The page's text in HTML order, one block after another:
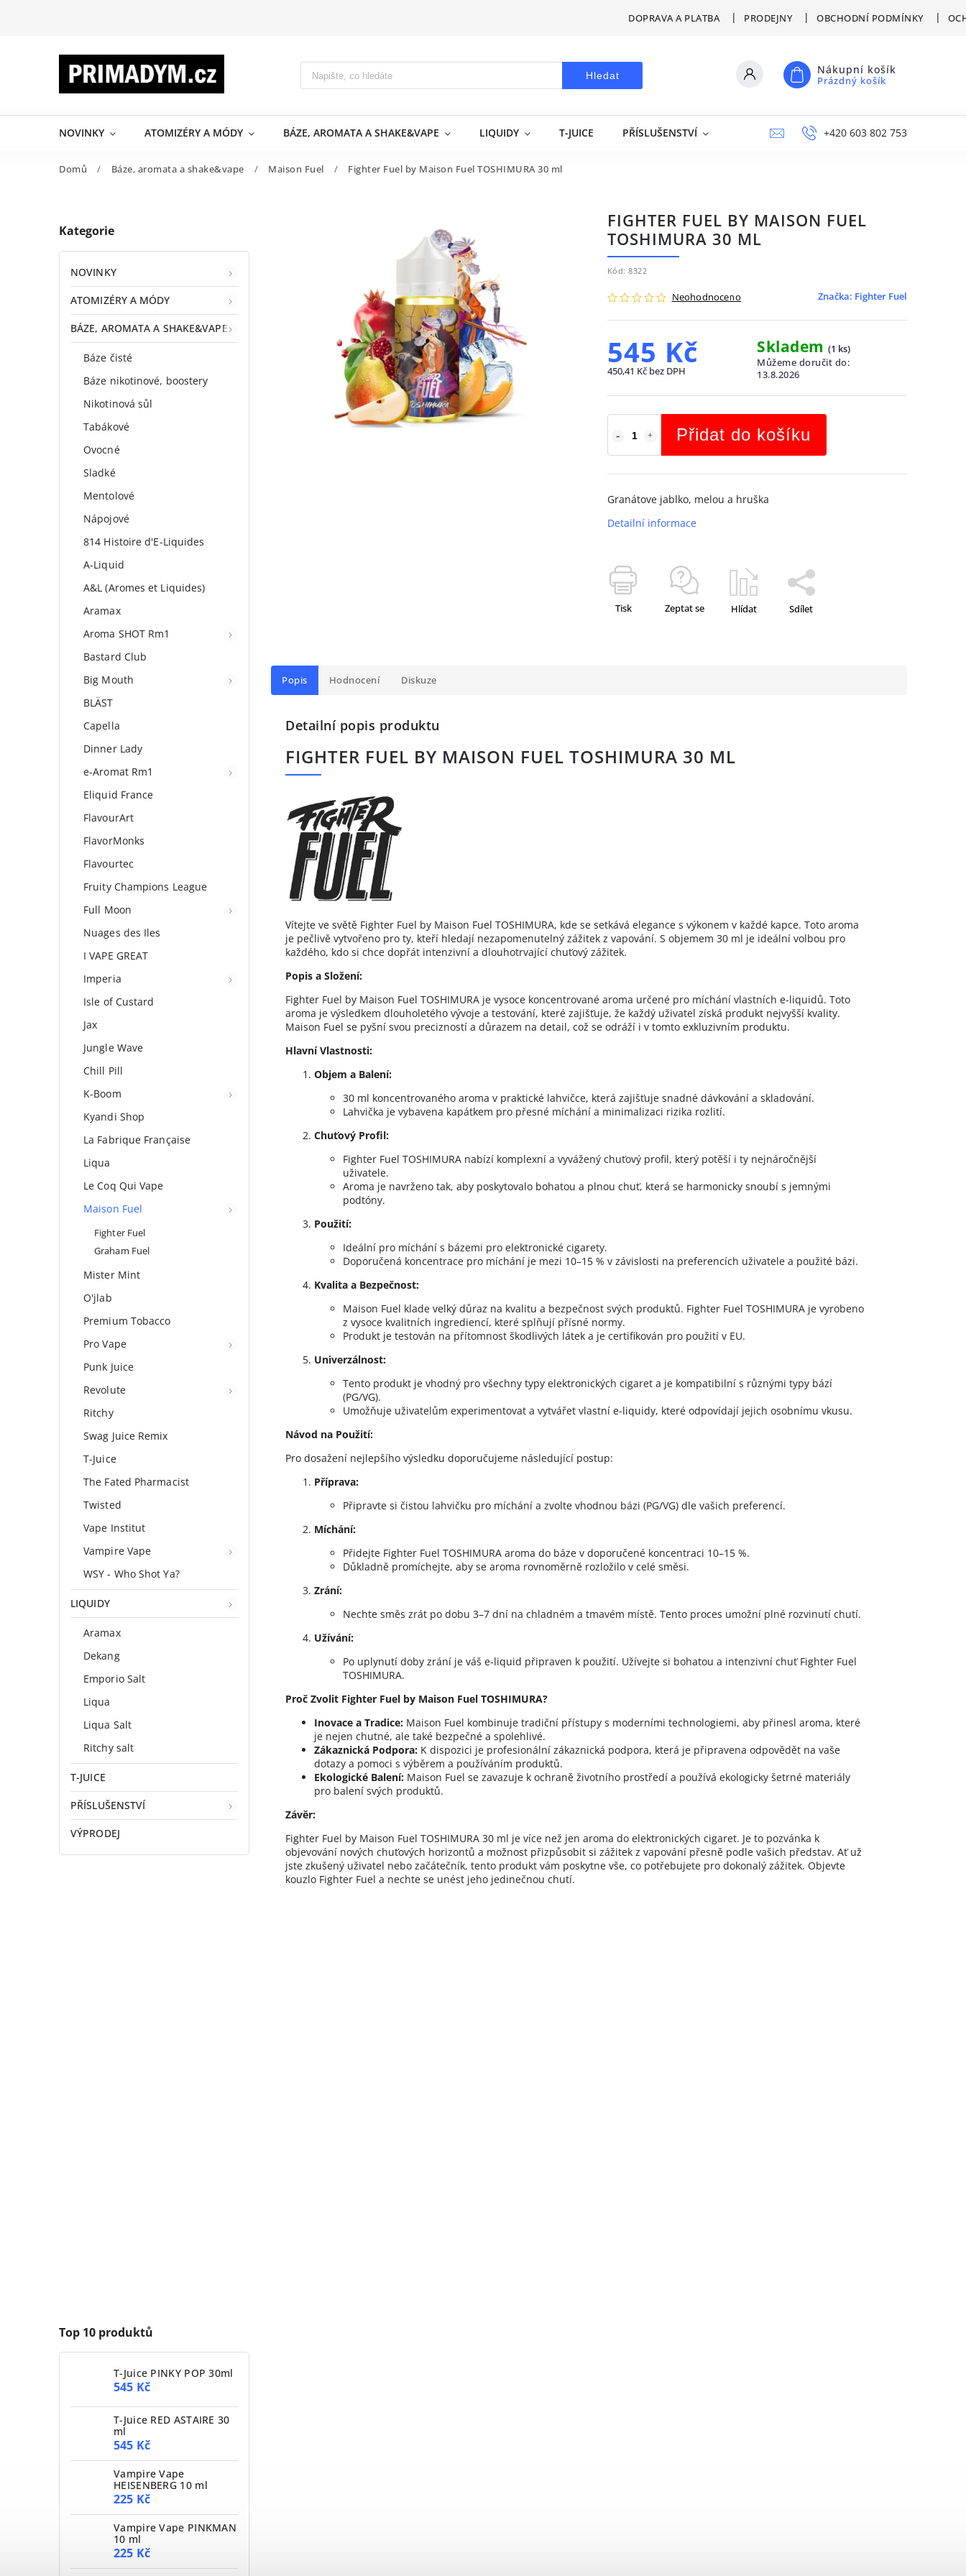
DOPRAVA A PLATBA PRODEJNY OBCHODNÍ PODMÍNKY
Hledat Nákupní košík
Prázdný košík
NOVINKY ATOMIZÉRY A MÓDY BÁZE, AROMATA A SHAKE&VAPE LIQUIDY T-JUICE PŘÍSLUŠENSTVÍ VÝPRODEJ NAPIŠTE NÁM
+420 603 802 753
Domů / Báze, aromata a shake&vape / Maison Fuel / Fighter Fuel by Maison Fuel TOSHIMURA 30 ml
Kategorie
NOVINKY
ATOMIZÉRY A MÓDY
BÁZE, AROMATA A SHAKE&VAPE
Báze čisté
Báze nikotinové, boostery
Nikotinová sůl
Tabákové
Ovocné
Sladké
Mentolové
Nápojové
814 Histoire d'E-Liquides
A-Liquid
A&L (Aromes et Liquides)
Aramax
Aroma SHOT Rm1
Bastard Club
Big Mouth
BLÄST
Capella
Dinner Lady
e-Aromat Rm1
Eliquid France
FlavourArt
FlavorMonks
Flavourtec
Fruity Champions League
Full Moon
Nuages des Iles
I VAPE GREAT
Imperia
Isle of Custard
Jax
Jungle Wave
Chill Pill
K-Boom
Kyandi Shop
La Fabrique Française
Liqua
Le Coq Qui Vape
Maison Fuel
Fighter Fuel
Graham Fuel
Mister Mint
O'jlab
Premium Tobacco
Pro Vape
Punk Juice
Revolute
Ritchy
Swag Juice Remix
T-Juice
The Fated Pharmacist
Twisted
Vape Institut
Vampire Vape
WSY - Who Shot Ya?
LIQUIDY
Aramax
Dekang
Emporio Salt
Liqua
Liqua Salt
Ritchy salt
T-JUICE
PŘÍSLUŠENSTVÍ
VÝPRODEJ
Top 10 produktů
T-Juice PINKY POP 30ml
545 Kč
T-Juice RED ASTAIRE 30
ml
545 Kč
Vampire Vape
HEISENBERG 10 ml
225 Kč
Vampire Vape PINKMAN
10 ml
225 Kč
FIGHTER FUEL BY MAISON FUEL
TOSHIMURA 30 ML
Kód: 8322
Neohodnoceno Značka: Fighter Fuel
545 Kč
450,41 Kč bez DPH
Skladem(1 ks)
Můžeme doručit do:
13.8.2026
Přidat do košíku
Granátove jablko, melou a hruška
Detailní informace
Tisk Zeptat se Hlídat Sdílet
Popis Hodnocení Diskuze
Detailní popis produktu
FIGHTER FUEL BY MAISON FUEL TOSHIMURA 30 ML
Vítejte ve světě Fighter Fuel by Maison Fuel TOSHIMURA, kde se setkává elegance s výkonem v každé kapce. Toto aroma
je pečlivě vytvořeno pro ty, kteří hledají nezapomenutelný zážitek z vapování. S objemem 30 ml je ideální volbou pro
každého, kdo si chce dopřát intenzivní a dlouhotrvající chuťový zážitek.
Popis a Složení:
Fighter Fuel by Maison Fuel TOSHIMURA je vysoce koncentrované aroma určené pro míchání vlastních e-liquidů. Toto
aroma je výsledkem dlouholetého vývoje a testování, které zajišťuje, že každý uživatel získá produkt nejvyšší kvality.
Maison Fuel se pyšní svou precizností a důrazem na detail, což se odráží i v tomto exkluzivním produktu.
Hlavní Vlastnosti:
Objem a Balení:
30 ml koncentrovaného aroma v praktické lahvičce, která zajišťuje snadné dávkování a skladování.
Lahvička je vybavena kapátkem pro přesné míchání a minimalizaci rizika rozlití.
Chuťový Profil:
Fighter Fuel TOSHIMURA nabízí komplexní a vyvážený chuťový profil, který potěší i ty nejnáročnější
uživatele.
Aroma je navrženo tak, aby poskytovalo bohatou a plnou chuť, která se harmonicky snoubí s jemnými
podtóny.
Použití:
Ideální pro míchání s bázemi pro elektronické cigarety.
Doporučená koncentrace pro míchání je mezi 10–15 % v závislosti na preferencích uživatele a použité bázi.
Kvalita a Bezpečnost:
Maison Fuel klade velký důraz na kvalitu a bezpečnost svých produktů. Fighter Fuel TOSHIMURA je vyrobeno
z vysoce kvalitních ingrediencí, které splňují přísné normy.
Produkt je testován na přítomnost škodlivých látek a je certifikován pro použití v EU.
Univerzálnost:
Tento produkt je vhodný pro všechny typy elektronických cigaret a je kompatibilní s různými typy bází
(PG/VG).
Umožňuje uživatelům experimentovat a vytvářet vlastní e-liquidy, které odpovídají jejich osobnímu vkusu.
Návod na Použití:
Pro dosažení nejlepšího výsledku doporučujeme následující postup:
Příprava:
Připravte si čistou lahvičku pro míchání a zvolte vhodnou bázi (PG/VG) dle vašich preferencí.
Míchání:
Přidejte Fighter Fuel TOSHIMURA aroma do báze v doporučené koncentraci 10–15 %.
Důkladně promíchejte, aby se aroma rovnoměrně rozložilo v celé směsi.
Zrání:
Nechte směs zrát po dobu 3–7 dní na chladném a tmavém místě. Tento proces umožní plné rozvinutí chutí.
Užívání:
Po uplynutí doby zrání je váš e-liquid připraven k použití. Užívejte si bohatou a intenzivní chuť Fighter Fuel
TOSHIMURA.
Proč Zvolit Fighter Fuel by Maison Fuel TOSHIMURA?
Inovace a Tradice: Maison Fuel kombinuje tradiční přístupy s moderními technologiemi, aby přinesl aroma, které
je nejen chutné, ale také bezpečné a spolehlivé.
Zákaznická Podpora: K dispozici je profesionální zákaznická podpora, která je připravena odpovědět na vaše
dotazy a pomoci s výběrem a používáním produktů.
Ekologické Balení: Maison Fuel se zavazuje k ochraně životního prostředí a používá ekologicky šetrné materiály
pro balení svých produktů.
Závěr:
Fighter Fuel by Maison Fuel TOSHIMURA 30 ml je více než jen aroma do elektronických cigaret. Je to pozvánka k
objevování nových chuťových horizontů a možnost přizpůsobit si zážitek z vapování přesně podle vašich představ. Ať už
jste zkušený uživatel nebo začátečník, tento produkt vám poskytne vše, co potřebujete pro dokonalý zážitek. Objevte
kouzlo Fighter Fuel a nechte se unést jeho jedinečnou chutí.